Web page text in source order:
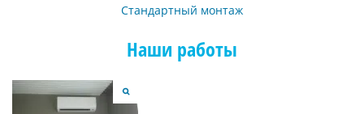
Стандартный монтаж
Наши работы